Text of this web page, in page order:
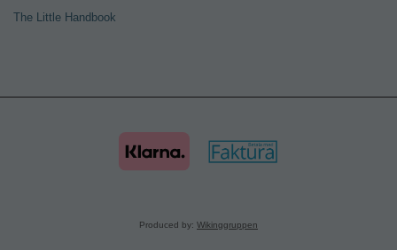
The Little Handbook
Produced by: Wikinggruppen